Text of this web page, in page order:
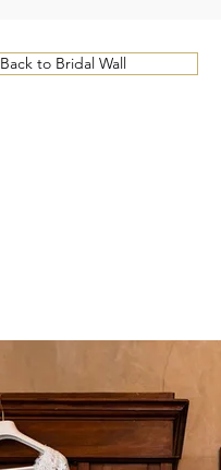
Back to Bridal Wall